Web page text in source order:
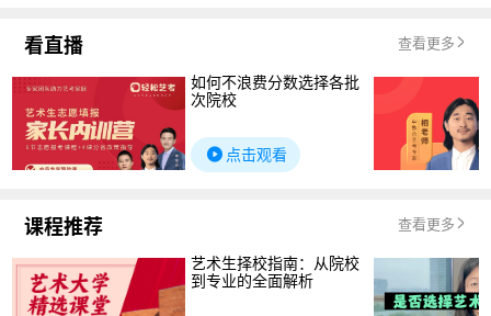
看直播 查看更多
如何不浪费分数选择各批
次院校
点击观看
课程推荐 查看更多
艺术生择校指南：从院校
到专业的全面解析